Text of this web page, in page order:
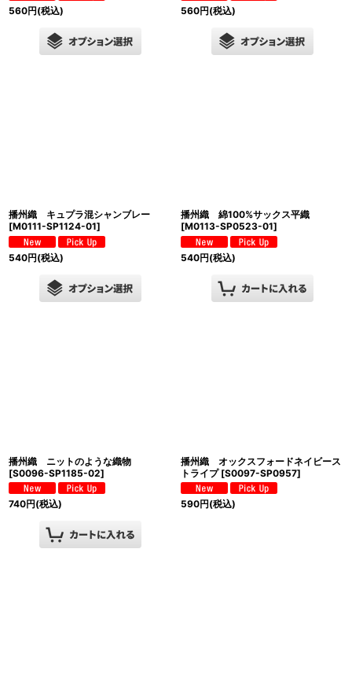
560円(税込) 560円(税込)
播州織 キュプラ混シャンブレー
[M0111-SP1124-01]
540円(税込)
播州織 綿100%サックス平織
[M0113-SP0523-01]
540円(税込)
播州織 ニットのような織物
[S0096-SP1185-02]
740円(税込)
播州織 オックスフォードネイビース
トライプ [S0097-SP0957]
590円(税込)